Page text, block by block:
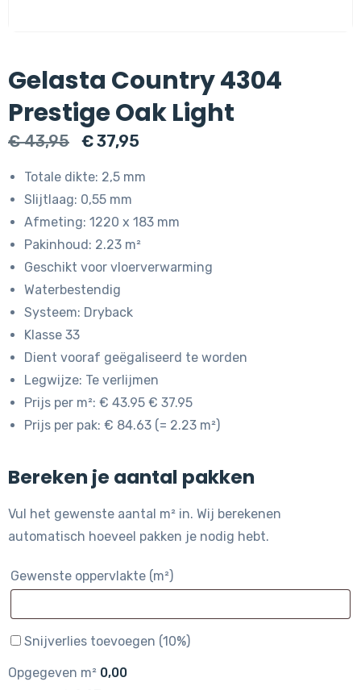
Gelasta Country 4304
Prestige Oak Light
€43,95
Oorspronkelijke
€ 43,95.
€37,95
€ 37,95.
Totale dikte: 2,5 mm
Slijtlaag: 0,55 mm
Afmeting: 1220 x 183 mm
Pakinhoud: 2.23 m²
Geschikt voor vloerverwarming
Waterbestendig
Systeem: Dryback
Klasse 33
Dient vooraf geëgaliseerd te worden
Legwijze: Te verlijmen
Prijs per m²: € 43.95 € 37.95
Prijs per pak: € 84.63 (= 2.23 m²)
Bereken je aantal pakken
Vul het gewenste aantal m² in. Wij berekenen
automatisch hoeveel pakken je nodig hebt.
Gewenste oppervlakte (m²)
Snijverlies toevoegen (10%)
Opgegeven m² 0,00